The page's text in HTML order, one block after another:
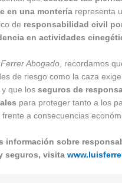
en una montería representa
de responsabilidad civil
en actividades
Abogado, recordamos
de riesgo como la caza exige
y que losseguros de
para proteger tanto a los
frente a consecuencias
información sobre
seguros, visita